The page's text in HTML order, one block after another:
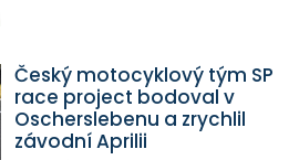
Český motocyklový tým SP
race project bodoval v
Oscherslebenu a zrychlil
závodní Aprilii